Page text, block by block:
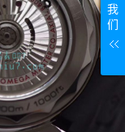
我
们